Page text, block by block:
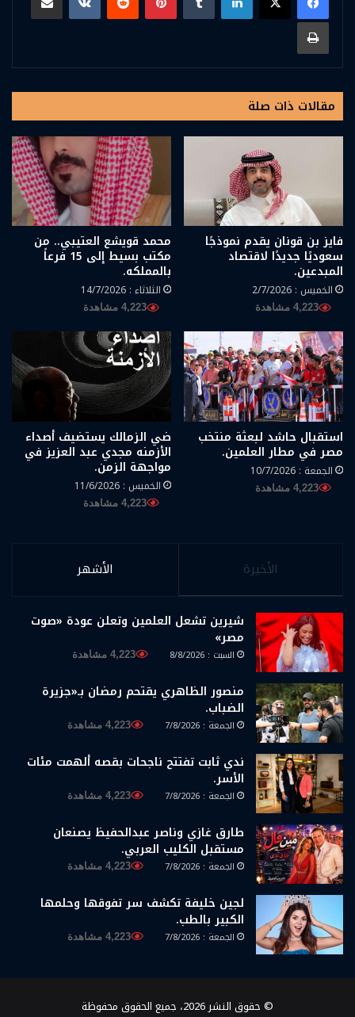
طباعة
مقالات ذات صلة
فايز بن قونان يقدم نموذجًا
سعوديًا جديدًا لاقتصاد
المبدعين.
الخميس : 2/7/2026
4,223 مشاهدة
محمد قويشع العتيبي.. من
مكتب بسيط إلى 15 فرعاً
بالمملكه.
الثلاثاء : 14/7/2026
4,223 مشاهدة
استقبال حاشد لبعثة منتخب
مصر في مطار العلمين.
الجمعة : 10/7/2026
4,223 مشاهدة
ضي الزمالك يستضيف أصداء
الأزمنه مجدي عبد العزيز في
مواجهة الزمن.
الخميس : 11/6/2026
4,223 مشاهدة
الأخيرة الأشهر
شيرين تشعل العلمين وتعلن عودة «صوت
مصر»
السبت : 8/8/2026 4,223 مشاهدة
منصور الظاهري يقتحم رمضان بـ«جزيرة
الضباب.
الجمعة : 7/8/2026 4,223 مشاهدة
ندي ثابت تفتتح ناجحات بقصه ألهمت مئات
الأسر.
الجمعة : 7/8/2026 4,223 مشاهدة
طارق غازي وناصر عبدالحفيظ يصنعان
مستقبل الكليب العربي.
الجمعة : 7/8/2026 4,223 مشاهدة
لجين خليفة تكشف سر تفوقها وحلمها
الكبير بالطب.
الجمعة : 7/8/2026 4,223 مشاهدة
© حقوق النشر 2026، جميع الحقوق محفوظة